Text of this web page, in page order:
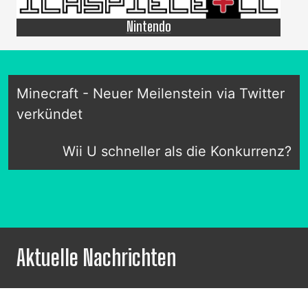
Nintendo
Minecraft - Neuer Meilenstein via Twitter
verkündet
Wii U schneller als die Konkurrenz?
Aktuelle Nachrichten